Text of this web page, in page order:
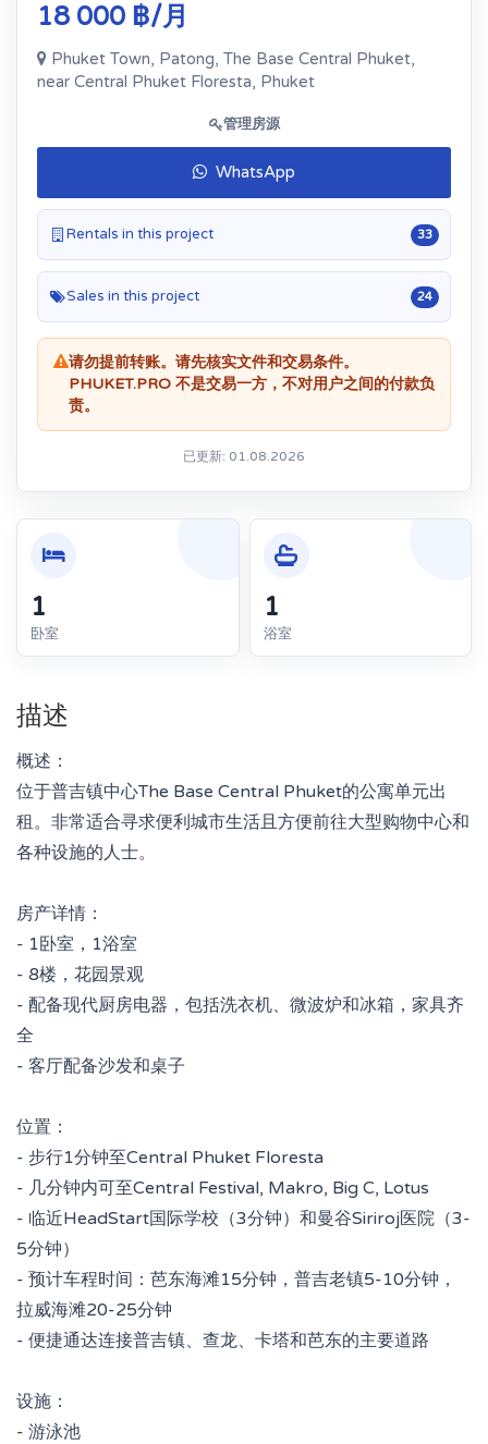
18 000 ฿/月
Phuket Town, Patong, The Base Central Phuket,
near Central Phuket Floresta, Phuket
管理房源
WhatsApp
Rentals in this project 33
Sales in this project 24
请勿提前转账。请先核实文件和交易条件。
PHUKET.PRO 不是交易一方，不对用户之间的付款负
责。
已更新: 01.08.2026
1
卧室
1
浴室
描述
概述：
位于普吉镇中心The Base Central Phuket的公寓单元出
租。非常适合寻求便利城市生活且方便前往大型购物中心和
各种设施的人士。
房产详情：
- 1卧室，1浴室
- 8楼，花园景观
- 配备现代厨房电器，包括洗衣机、微波炉和冰箱，家具齐
全
- 客厅配备沙发和桌子
位置：
- 步行1分钟至Central Phuket Floresta
- 几分钟内可至Central Festival, Makro, Big C, Lotus
- 临近HeadStart国际学校（3分钟）和曼谷Siriroj医院（3-
5分钟）
- 预计车程时间：芭东海滩15分钟，普吉老镇5-10分钟，
拉威海滩20-25分钟
- 便捷通达连接普吉镇、查龙、卡塔和芭东的主要道路
设施：
- 游泳池